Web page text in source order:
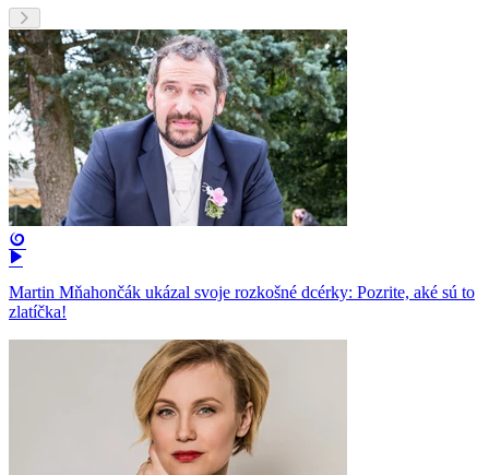
Martin Mňahončák ukázal svoje rozkošné dcérky: Pozrite, aké sú to
zlatíčka!